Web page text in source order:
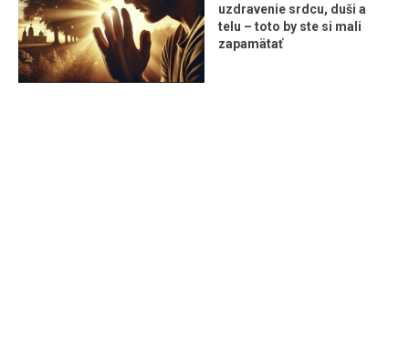
uzdravenie srdcu, duši a
telu – toto by ste si mali
zapamätať